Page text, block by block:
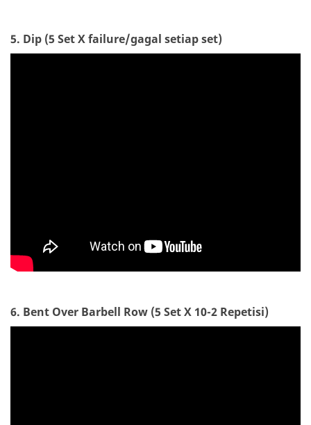
5. Dip (5 Set X failure/gagal setiap set)
6. Bent Over Barbell Row (5 Set X 10-2 Repetisi)